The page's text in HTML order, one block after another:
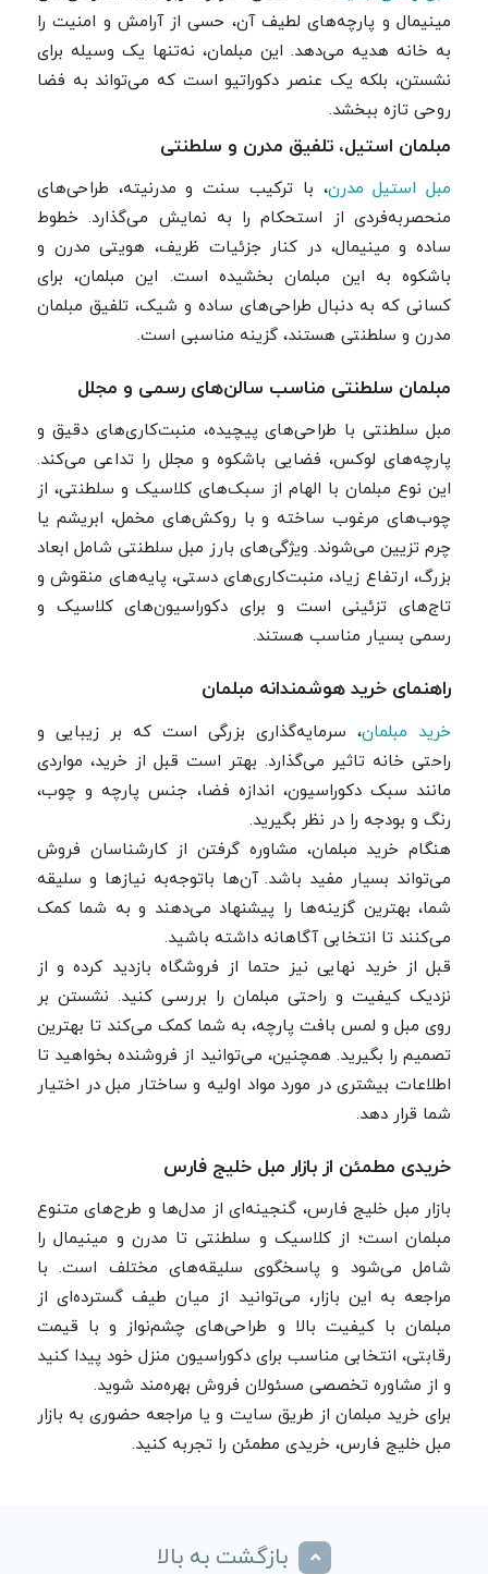
مینیمال و پارچه‌های لطیف آن، حسی از آرامش و امنیت را
به خانه هدیه می‌دهد. این مبلمان، نه‌تنها یک وسیله برای
نشستن، بلکه یک عنصر دکوراتیو است که می‌تواند به فضا
روحی تازه ببخشد.
مبلمان استیل، تلفیق مدرن و سلطنتی
مبل استیل مدرن، با ترکیب سنت و مدرنیته، طراحی‌های
منحصربه‌فردی از استحکام را به نمایش می‌گذارد. خطوط
ساده و مینیمال، در کنار جزئیات ظریف، هویتی مدرن و
باشکوه به این مبلمان بخشیده است. این مبلمان، برای
کسانی که به دنبال طراحی‌های ساده و شیک، تلفیق مبلمان
مدرن و سلطنتی هستند، گزینه مناسبی است.
مبلمان سلطنتی مناسب سالن‌های رسمی و مجلل
مبل سلطنتی با طراحی‌های پیچیده، منبت‌کاری‌های دقیق و
پارچه‌های لوکس، فضایی باشکوه و مجلل را تداعی می‌کند.
این نوع مبلمان با الهام از سبک‌های کلاسیک و سلطنتی، از
چوب‌های مرغوب ساخته و با روکش‌های مخمل، ابریشم یا
چرم تزیین می‌شوند. ویژگی‌های بارز مبل سلطنتی شامل ابعاد
بزرگ، ارتفاع زیاد، منبت‌کاری‌های دستی، پایه‌های منقوش و
تاج‌های تزئینی است و برای دکوراسیون‌های کلاسیک و
رسمی بسیار مناسب هستند.
راهنمای خرید هوشمندانه مبلمان
خرید مبلمان، سرمایه‌گذاری بزرگی است که بر زیبایی و
راحتی خانه‌ تاثیر می‌گذارد. بهتر است قبل از خرید، مواردی
مانند سبک دکوراسیون، اندازه فضا، جنس پارچه و چوب،
رنگ و بودجه را در نظر بگیرید.
هنگام خرید مبلمان، مشاوره گرفتن از کارشناسان فروش
می‌تواند بسیار مفید باشد. آن‌ها باتوجه‌به نیازها و سلیقه
شما، بهترین گزینه‌ها را پیشنهاد می‌دهند و به شما کمک
می‌کنند تا انتخابی آگاهانه داشته باشید.
قبل از خرید نهایی نیز حتما از فروشگاه بازدید کرده و از
نزدیک کیفیت و راحتی مبلمان را بررسی کنید. نشستن بر
روی مبل و لمس بافت پارچه، به شما کمک می‌کند تا بهترین
تصمیم را بگیرید. همچنین، می‌توانید از فروشنده بخواهید تا
اطلاعات بیشتری در مورد مواد اولیه و ساختار مبل در اختیار
شما قرار دهد.
خریدی مطمئن از بازار مبل خلیج فارس
بازار مبل خلیج فارس، گنجینه‌ای از مدل‌ها و طرح‌های متنوع
مبلمان است؛ از کلاسیک و سلطنتی تا مدرن و مینیمال را
شامل می‌شود و پاسخگوی سلیقه‌های مختلف است. با
مراجعه به این بازار، می‌توانید از میان طیف گسترده‌ای از
مبلمان با کیفیت بالا و طراحی‌های چشم‌نواز و با قیمت
رقابتی، انتخابی مناسب برای دکوراسیون منزل خود پیدا کنید
و از مشاوره تخصصی مسئولان فروش بهره‌مند شوید.
برای خرید مبلمان از طریق سایت و یا مراجعه حضوری به بازار
مبل خلیج فارس، خریدی مطمئن را تجربه کنید.
بازگشت به بالا